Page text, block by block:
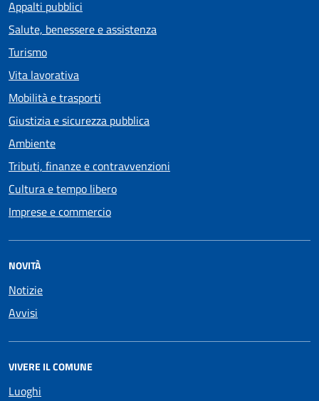
Appalti pubblici
Salute, benessere e assistenza
Turismo
Vita lavorativa
Mobilità e trasporti
Giustizia e sicurezza pubblica
Ambiente
Tributi, finanze e contravvenzioni
Cultura e tempo libero
Imprese e commercio
NOVITÀ
Notizie
Avvisi
VIVERE IL COMUNE
Luoghi